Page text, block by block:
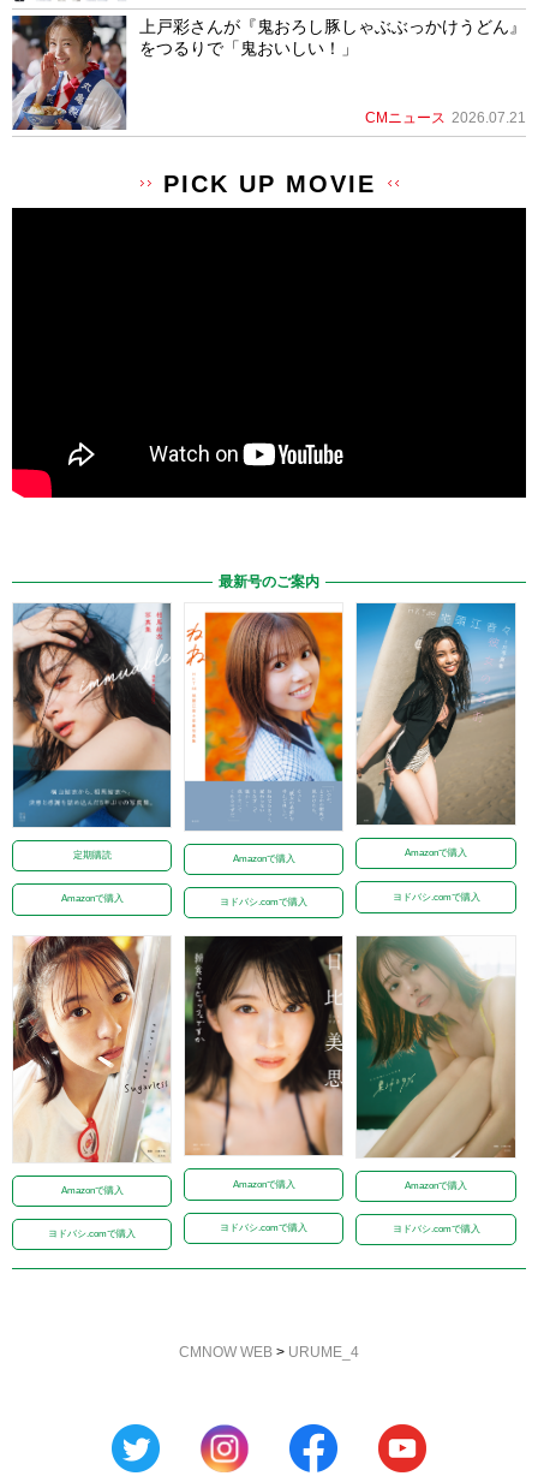
上戸彩さんが『鬼おろし豚しゃぶぶっかけうどん』
をつるりで「鬼おいしい！」
CMニュース 2026.07.21
PICK UP MOVIE
最新号のご案内
定期購読
Amazonで購入
Amazonで購入
ヨドバシ.comで購入
Amazonで購入
ヨドバシ.comで購入
Amazonで購入
ヨドバシ.comで購入
Amazonで購入
ヨドバシ.comで購入
Amazonで購入
ヨドバシ.comで購入
CMNOW WEB > URUME_4